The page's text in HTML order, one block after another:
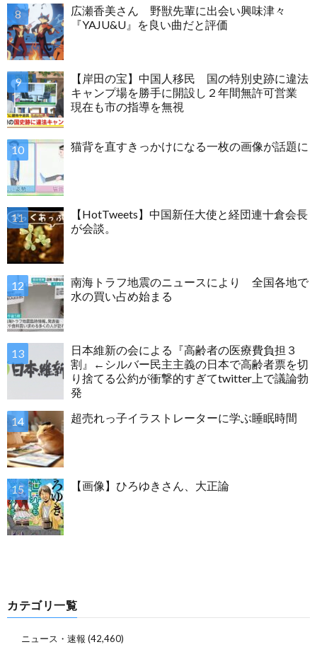
広瀬香美さん 野獣先輩に出会い興味津々
『YAJU&U』を良い曲だと評価
【岸田の宝】中国人移民 国の特別史跡に違法
キャンプ場を勝手に開設し２年間無許可営業
現在も市の指導を無視
猫背を直すきっかけになる一枚の画像が話題に
【HotTweets】中国新任大使と経団連十倉会長
が会談。
南海トラフ地震のニュースにより 全国各地で
水の買い占め始まる
日本維新の会による『高齢者の医療費負担３
割』←シルバー民主主義の日本で高齢者票を切
り捨てる公約が衝撃的すぎてtwitter上で議論勃
発
超売れっ子イラストレーターに学ぶ睡眠時間
【画像】ひろゆきさん、大正論
カテゴリ一覧
ニュース・速報 (42,460)